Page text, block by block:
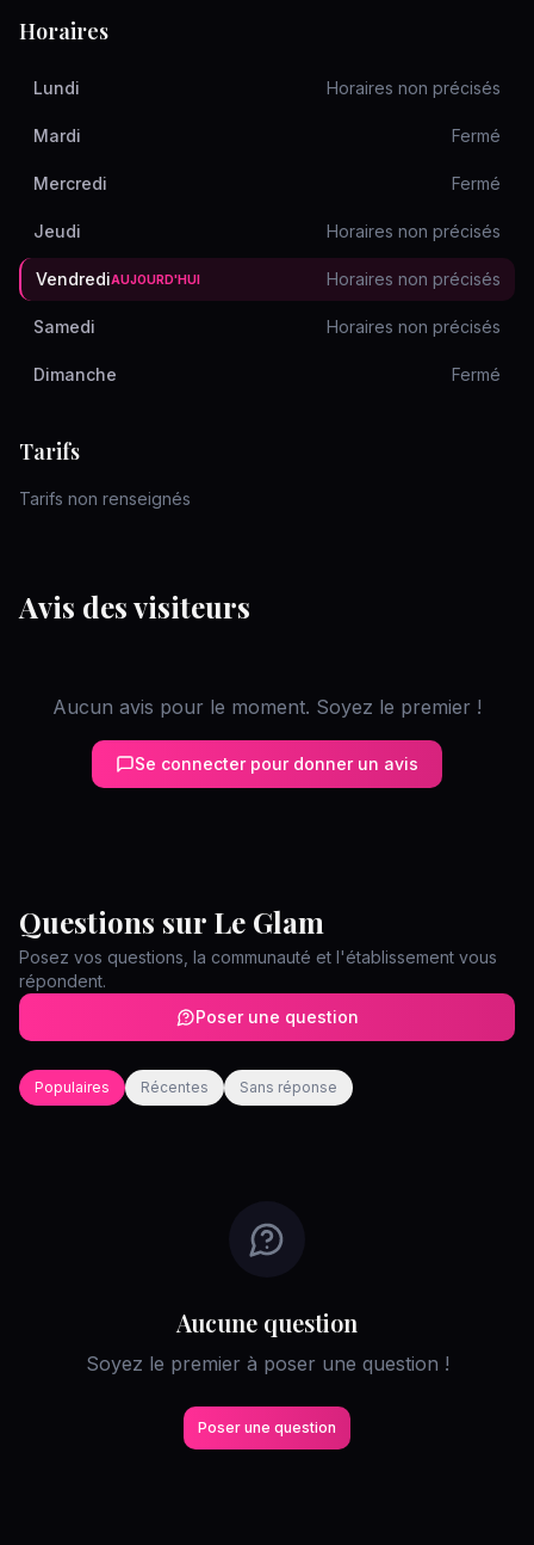
Horaires
Lundi Horaires non précisés
Mardi Fermé
Mercredi Fermé
Jeudi Horaires non précisés
VendrediAUJOURD'HUI Horaires non précisés
Samedi Horaires non précisés
Dimanche Fermé
Tarifs
Tarifs non renseignés
Avis des visiteurs
Aucun avis pour le moment. Soyez le premier !
Se connecter pour donner un avis
Questions sur Le Glam
Posez vos questions, la communauté et l'établissement vous
répondent.
Poser une question
Populaires Récentes Sans réponse
Aucune question
Soyez le premier à poser une question !
Poser une question